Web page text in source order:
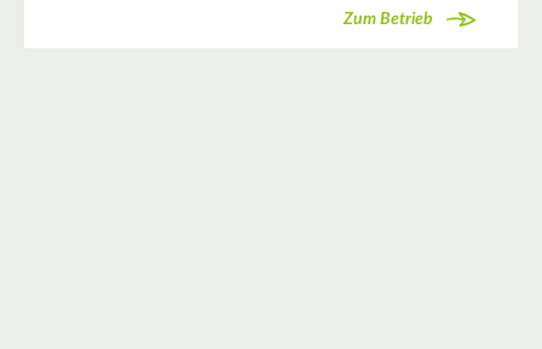
Zum Betrieb